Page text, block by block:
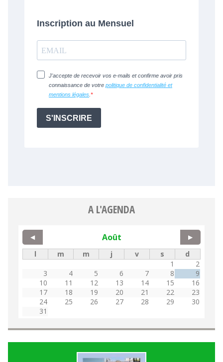
A L'AGENDA
Août
◀ ▶
l m m j v s
d
1
2
3
4 5 6 7 8
9
10
11 12 13 14 15
16
17
18 19 20 21 22
23
24
25 26 27 28 29
30
31